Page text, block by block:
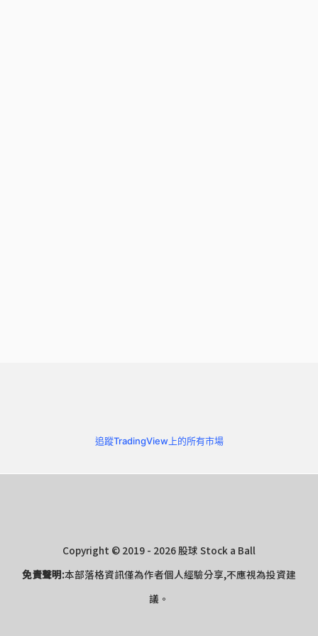
追蹤TradingView上的所有市場
Copyright © 2019 - 2026 股球 Stock a Ball
免責聲明:本部落格資訊僅為作者個人經驗分享,不應視為投資建
議。